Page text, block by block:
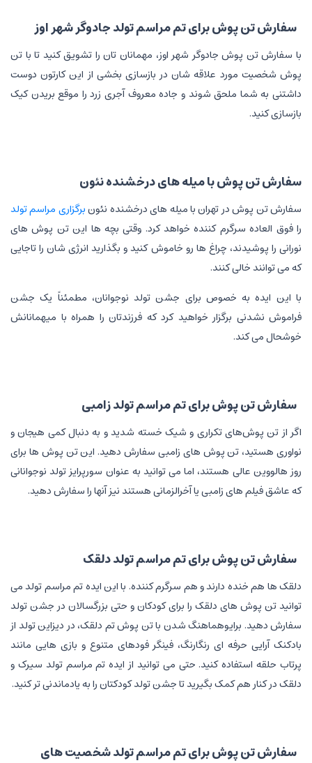
سفارش تن پوش برای تم مراسم تولد جادوگر شهر اوز
با سفارش تن پوش جادوگر شهر اوز، مهمانان تان را تشویق کنید تا با تن
پوش شخصیت مورد علاقه شان در بازسازی بخشی از این کارتون دوست
داشتنی به شما ملحق شوند و جاده معروف آجری زرد را موقع بریدن کیک
بازسازی کنید.
سفارش تن پوش با میله های درخشنده نئون
سفارش تن پوش در تهران با میله های درخشنده نئونبرگزاری مراسم تولد
را فوق العاده سرگرم کننده خواهد کرد. وقتی بچه ها این تن پوش های
نورانی را پوشیدند، چراغ ها رو خاموش کنید و بگذارید انرژی شان را تاجایی
که می توانند خالی کنند.
با این ایده به خصوص برای جشن تولد نوجوانان، مطمئناً یک جشن
فراموش نشدنی برگزار خواهید کرد که فرزندتان را همراه با میهمانانش
خوشحال می کند.
سفارش تن پوش برای تم مراسم تولد زامبی
اگر از تن پوش‌های تکراری و شیک خسته شدید و به دنبال کمی هیجان و
نواوری هستید، تن پوش های زامبی‌ سفارش دهید. این تن پوش ها برای
روز هالووین عالی هستند، اما می توانید به عنوان سورپرایز تولد نوجوانانی
که عاشق فیلم های زامبی یا آخرالزمانی هستند نیز آنها را سفارش دهید.
سفارش تن پوش برای تم مراسم تولد دلقک
دلقک ها هم خنده دارند و هم سرگرم کننده. با این ایده تم مراسم تولد می
توانید تن پوش های دلقک را برای کودکان و حتی بزرگسالان در جشن تولد
سفارش دهید. برایوهماهنگ شدن با تن پوش تم دلقک، در دیزاین تولد از
بادکنک آرایی حرفه ای رنگارنگ، فینگر فودهای متنوع و بازی هایی مانند
پرتاب حلقه استفاده کنید. حتی می توانید از ایده تم مراسم تولد سیرک و
دلقک در کنار هم کمک بگیرید تا جشن تولد کودکتان را به یادماندنی تر کنید.
سفارش تن پوش برای تم مراسم تولد شخصیت های